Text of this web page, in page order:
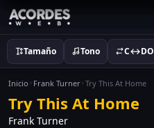
Tamaño Tono C↔DO
Inicio Frank Turner Try This At Home
Try This At Home
Frank Turner